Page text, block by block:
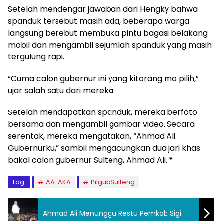
Setelah mendengar jawaban dari Hengky bahwa
spanduk tersebut masih ada, beberapa warga
langsung berebut membuka pintu bagasi belakang
mobil dan mengambil sejumlah spanduk yang masih
tergulung rapi.
“Cuma calon gubernur ini yang kitorang mo pilih,”
ujar salah satu dari mereka.
Setelah mendapatkan spanduk, mereka berfoto
bersama dan mengambil gambar video. Secara
serentak, mereka mengatakan, “Ahmad Ali
Gubernurku,” sambil mengacungkan dua jari khas
bakal calon gubernur Sulteng, Ahmad Ali. *
Tag: AA-AKA PilgubSulteng
Ahmad Ali Menunggu Restu Pemkab Sigi